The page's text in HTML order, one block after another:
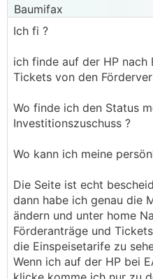
Baumifax
Ich fi ?
ich finde auf der HP nach
Tickets von den
Wo finde ich den Status
Investitionszuschuss ?
Wo kann ich meine
Die Seite ist echt
dann habe ich genau die
ändern und unter home
Förderanträge und
die Einspeisetarife zu
Wenn ich auf der HP bei